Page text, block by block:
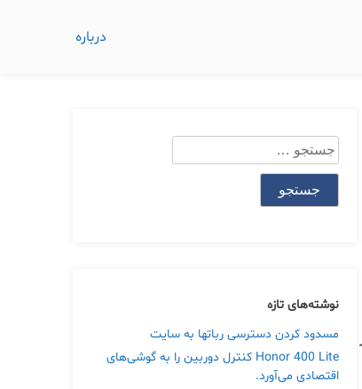
درباره
جستجو
برای:
نوشته‌های تازه
مسدود کردن دسترسی رباتها به سایت
Honor 400 Lite کنترل دوربین را به گوشی‌های
اقتصادی می‌آورد.